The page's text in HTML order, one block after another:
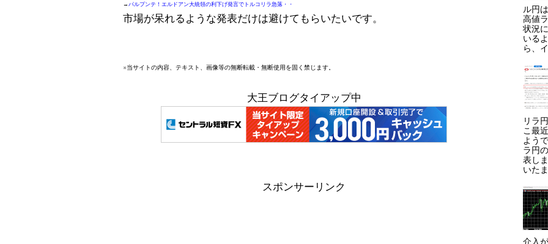
→ パルプンテ！エルドアン大統領の利下げ発言でトルコリラ急落・・
市場が呆れるような発表だけは避けてもらいたいです。
※当サイトの内容、テキスト、画像等の無断転載・無断使用を固く禁じます。
大王ブログタイアップ中
スポンサーリンク
ル円
高値
状況
いる
ら、
リラ
こ最
よう
ラ円
表し
いた
介入